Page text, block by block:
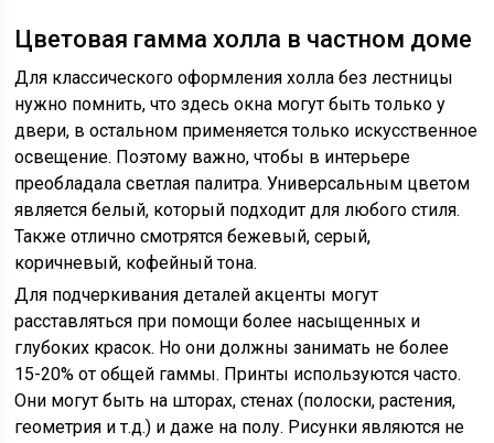
Цветовая гамма холла в частном доме
Для классического оформления холла без лестницы
нужно помнить, что здесь окна могут быть только у
двери, в остальном применяется только искусственное
освещение. Поэтому важно, чтобы в интерьере
преобладала светлая палитра. Универсальным цветом
является белый, который подходит для любого стиля.
Также отлично смотрятся бежевый, серый,
коричневый, кофейный тона.
Для подчеркивания деталей акценты могут
расставляться при помощи более насыщенных и
глубоких красок. Но они должны занимать не более
15-20% от общей гаммы. Принты используются часто.
Они могут быть на шторах, стенах (полоски, растения,
геометрия и т.д.) и даже на полу. Рисунки являются не